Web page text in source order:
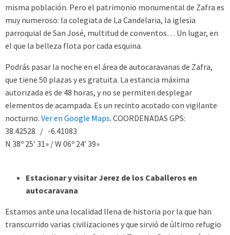
misma población. Pero el patrimonio monumental de Zafra es
muy numeroso: la colegiata de La Candelaria, la iglesia
parroquial de San José, multitud de conventos… Un lugar, en
el que la belleza flota por cada esquina.
Podrás pasar la noche en el área de autocaravanas de Zafra,
que tiene 50 plazas y es gratuita. La estancia máxima
autorizada es de 48 horas, y no se permiten desplegar
elementos de acampada. Es un recinto acotado con vigilante
nocturno. Ver en Google Maps. COORDENADAS GPS:
38.42528 / -6.41083
N 38º 25′ 31» / W 06º 24′ 39»
Estacionar y visitar Jerez de los Caballeros en
autocaravana
Estamos ante una localidad llena de historia por la que han
transcurrido varias civilizaciones y que sirvió de último refugio